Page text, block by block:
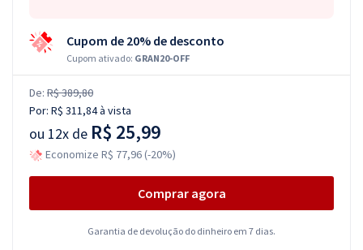
Cupom de 20% de desconto
Cupom ativado: GRAN20-OFF
De: R$ 389,80
Por: R$ 311,84à vista
ou 12x de R$ 25,99
Economize R$ 77,96 (-20%)
Comprar agora
Garantia de devolução do dinheiro em 7 dias.